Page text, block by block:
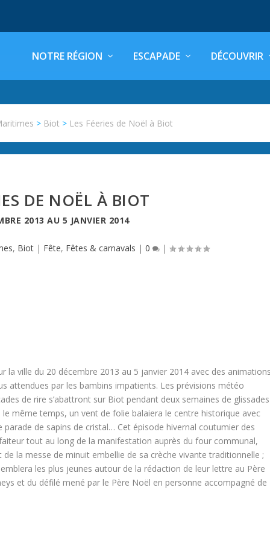
NOTRE RÉGION ESCAPADE DÉCOUVRIR
> Biot > Les Féeries de Noël à Biot
DE NOËL À BIOT
2013 AU 5 JANVIER 2014
, Biot| Fête, Fêtes & carnavals | 0 |
la ville du 20 décembre 2013 au 5 janvier 2014 avec des
attendues par les bambins impatients. Les prévisions météo
de rire s’abattront sur Biot pendant deux semaines de glissades
même temps, un vent de folie balaiera le centre historique avec
de sapins de cristal… Cet épisode hivernal coutumier des
tout au long de la manifestation auprès du four communal,
la messe de minuit embellie de sa crèche vivante traditionnelle ;
les plus jeunes autour de la rédaction de leur lettre au Père
et du défilé mené par le Père Noël en personne accompagné de